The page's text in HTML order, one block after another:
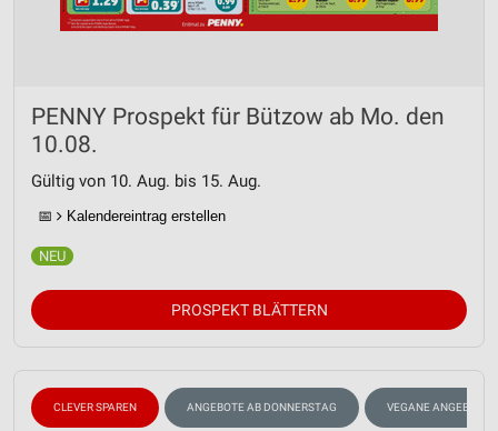
PENNY Prospekt für Bützow ab Mo. den
10.08.
Gültig von 10. Aug. bis 15. Aug.
📅 Kalendereintrag erstellen
PROSPEKT BLÄTTERN
CLEVER SPAREN ANGEBOTE AB DONNERSTAG VEGANE ANGEBOTE